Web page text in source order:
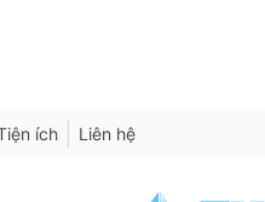
ích Liên hệ